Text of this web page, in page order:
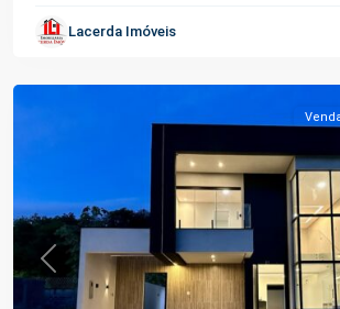
Lacerda Imóveis
Ponta
Negra,
Previous